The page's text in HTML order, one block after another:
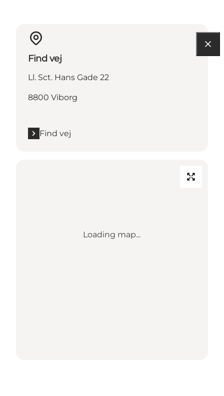
Find vej
Ll. Sct. Hans Gade 22
8800 Viborg
Find vej
Loading map...